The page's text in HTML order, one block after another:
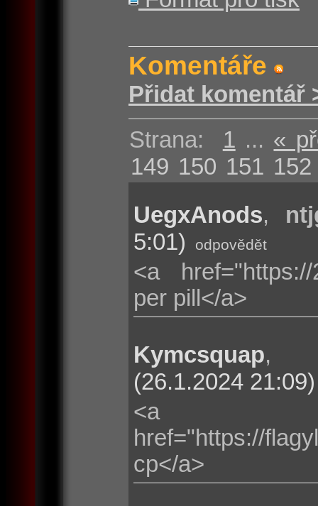
Komentáře
Přidat komentář
Strana: 1 ... «
149 150 151 152
UegxAnods,
5:01)
odpovědět
<a href="https://
per pill</a>
Kymcsquap
(26.1.2024 21:09)
<a
href="https://
cp</a>